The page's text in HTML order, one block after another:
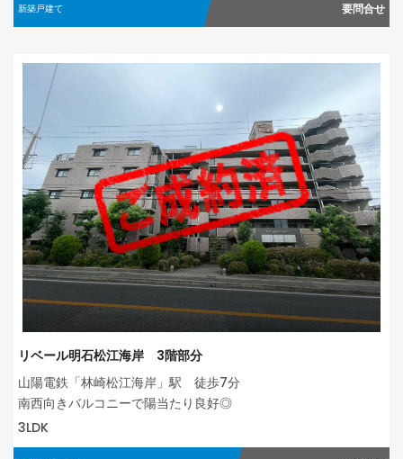
新築戸建て 要問合せ
リベール明石松江海岸 3階部分
山陽電鉄「林崎松江海岸」駅 徒歩7分
南西向きバルコニーで陽当たり良好◎
3LDK